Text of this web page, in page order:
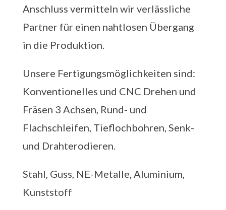
Anschluss vermitteln wir verlässliche
Partner für einen nahtlosen Übergang
in die Produktion.
Unsere Fertigungsmöglichkeiten sind:
Konventionelles und CNC Drehen und
Fräsen 3 Achsen, Rund- und
Flachschleifen, Tieflochbohren, Senk-
und Drahterodieren.
Stahl, Guss, NE-Metalle, Aluminium,
Kunststoff